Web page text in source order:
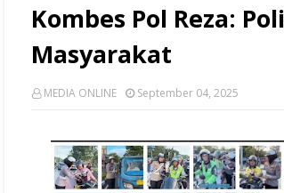
Kombes Pol Reza:
Masyarakat
MEDIA ONLINE September 04, 2025